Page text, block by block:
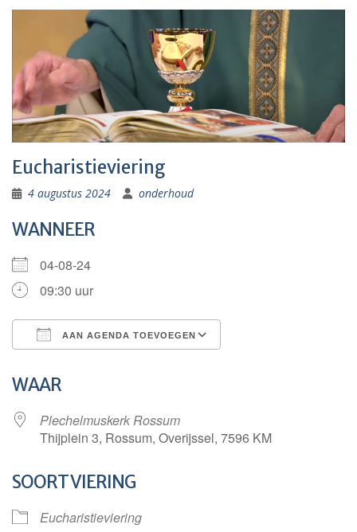
Eucharistieviering
4 augustus 2024 onderhoud
WANNEER
04-08-24
09:30 uur
AAN AGENDA TOEVOEGEN
WAAR
Plechelmuskerk Rossum
Thijplein 3, Rossum, Overijssel, 7596 KM
SOORT VIERING
Eucharistieviering